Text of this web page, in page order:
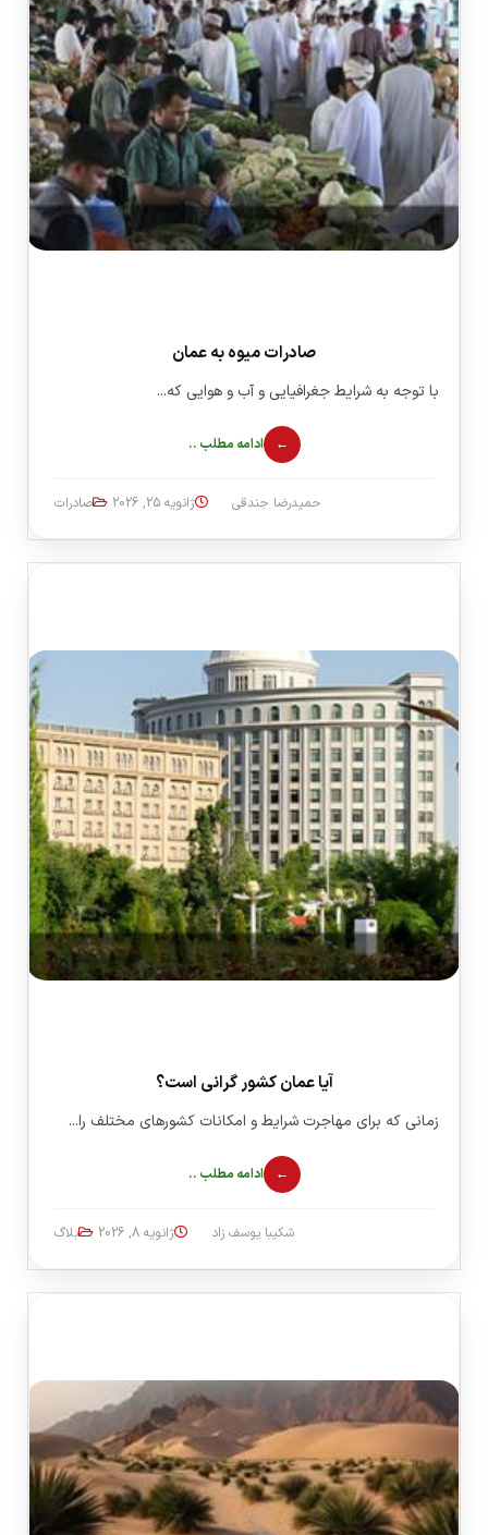
صادرات میوه به عمان
با توجه به شرایط جغرافیایی و آب و هوایی که...
ادامه مطلب ..
حمیدرضا جندقی ژانویه 25, 2026 صادرات
آیا عمان کشور گرانی است؟
زمانی که برای مهاجرت شرایط و امکانات کشورهای مختلف را...
ادامه مطلب ..
شکیبا یوسف زاد ژانویه 8, 2026 بلاگ